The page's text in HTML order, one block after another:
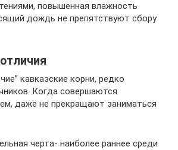
повышенная влажность
дождь не препятствуют сбору
кавказские корни, редко
Когда совершаются
даже не прекращают заниматься
черта- наиболее раннее среди